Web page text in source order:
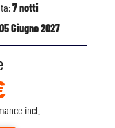
7 notti
05 Giugno 2027
incl.